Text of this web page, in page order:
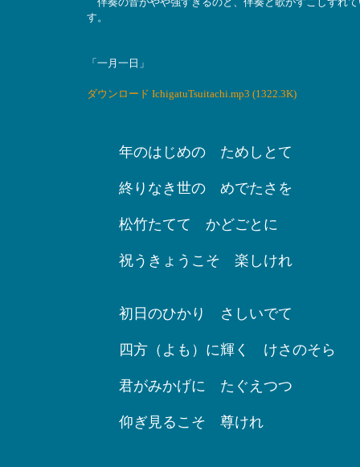
す。
「一月一日」
ダウンロード IchigatuTsuitachi.mp3 (1322.3K)
年のはじめの ためしとて
終りなき世の めでたさを
松竹たてて かどごとに
祝うきょうこそ 楽しけれ
初日のひかり さしいでて
四方（よも）に輝く けさのそら
君がみかげに たぐえつつ
仰ぎ見るこそ 尊けれ